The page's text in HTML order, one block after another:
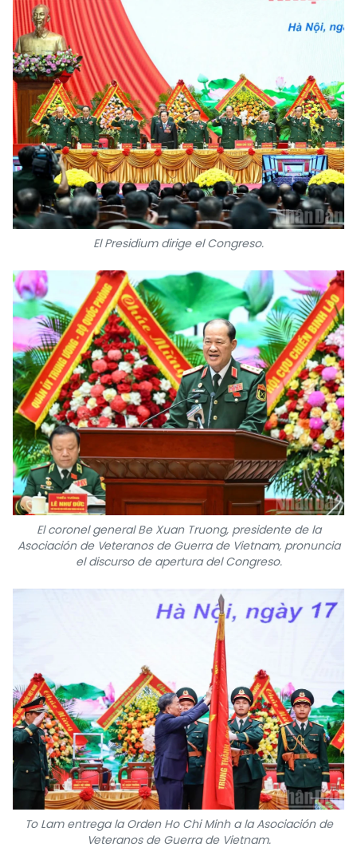
El Presidium dirige el Congreso.
El coronel general Be Xuan Truong, presidente de la
Asociación de Veteranos de Guerra de Vietnam, pronuncia
el discurso de apertura del Congreso.
To Lam entrega la Orden Ho Chi Minh a la Asociación de
Veteranos de Guerra de Vietnam.